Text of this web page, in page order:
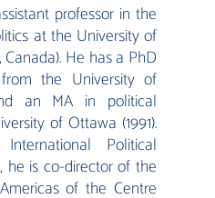
professor in the
at the University of
He has a PhD
the University of
an MA in political
of Ottawa (1991).
Political
he is co-director of the
of the Centre